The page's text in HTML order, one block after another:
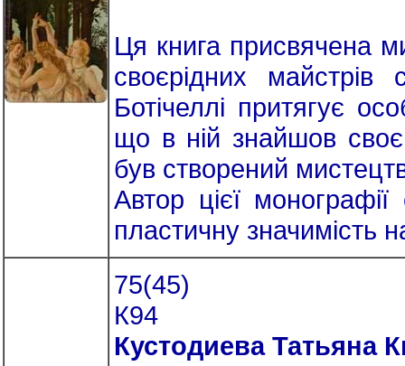
Ця книга присвячена
своєрідних майстрів
Ботічеллі притягує
що в ній знайшов своє
був створений
Автор цієї
пластичну значимість
75(45)
К94
Кустодиева Татьяна